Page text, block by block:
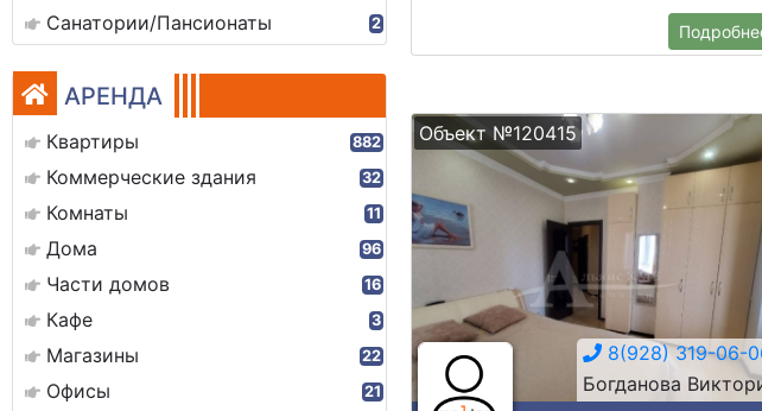
Санатории/Пансионаты 2
АРЕНДА
Квартиры 882
Коммерческие здания 32
Комнаты 11
Дома 96
Части домов 16
Кафе 3
Магазины 22
Офисы 21
Объект №120415
8(928) 319-06-
Богданова